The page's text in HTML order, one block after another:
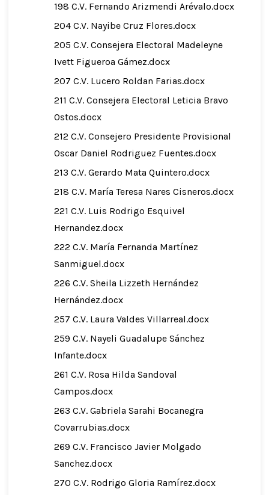
198 C.V. Fernando Arizmendi Arévalo.docx
204 C.V. Nayibe Cruz Flores.docx
205 C.V. Consejera Electoral Madeleyne
Ivett Figueroa Gámez.docx
207 C.V. Lucero Roldan Farias.docx
211 C.V. Consejera Electoral Leticia Bravo
Ostos.docx
212 C.V. Consejero Presidente Provisional
Oscar Daniel Rodriguez Fuentes.docx
213 C.V. Gerardo Mata Quintero.docx
218 C.V. María Teresa Nares Cisneros.docx
221 C.V. Luis Rodrigo Esquivel
Hernandez.docx
222 C.V. María Fernanda Martínez
Sanmiguel.docx
226 C.V. Sheila Lizzeth Hernández
Hernández.docx
257 C.V. Laura Valdes Villarreal.docx
259 C.V. Nayeli Guadalupe Sánchez
Infante.docx
261 C.V. Rosa Hilda Sandoval
Campos.docx
263 C.V. Gabriela Sarahi Bocanegra
Covarrubias.docx
269 C.V. Francisco Javier Molgado
Sanchez.docx
270 C.V. Rodrigo Gloria Ramírez.docx